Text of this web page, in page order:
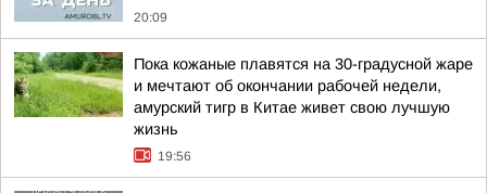
20:09
Пока кожаные плавятся на 30-градусной жаре
и мечтают об окончании рабочей недели,
амурский тигр в Китае живет свою лучшую
жизнь
19:56